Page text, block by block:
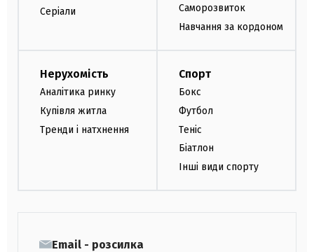
Серіали
Саморозвиток
Навчання за кордоном
Нерухомість
Аналітика ринку
Купівля житла
Тренди і натхнення
Спорт
Бокс
Футбол
Теніс
Біатлон
Інші види спорту
Email - розсилка